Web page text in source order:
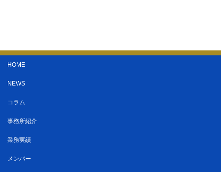
HOME
NEWS
コラム
事務所紹介
業務実績
メンバー